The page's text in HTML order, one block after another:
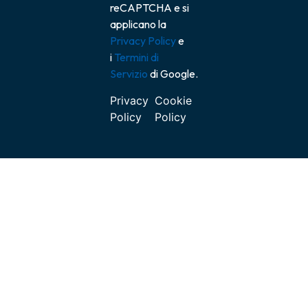
reCAPTCHA e si
applicano la
Privacy Policye
i Termini di
Servizio di Google.
Privacy
Policy
Cookie
Policy